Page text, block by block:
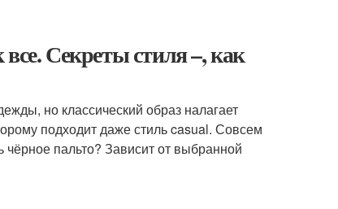
Секреты стиля –, как
но классический образ налагает
подходит даже стиль casual. Совсем
пальто? Зависит от выбранной